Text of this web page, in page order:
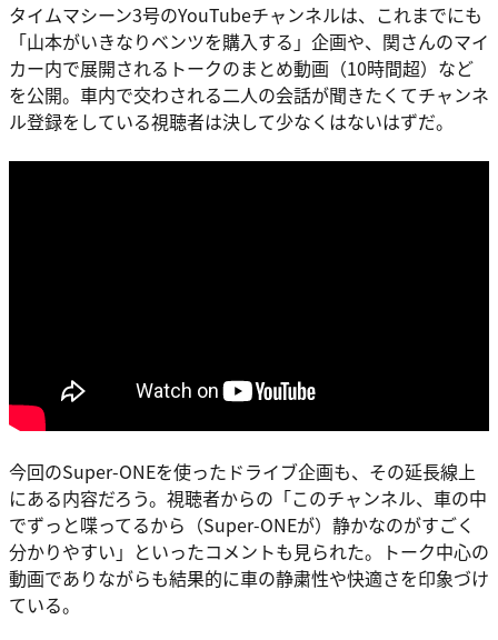
タイムマシーン3号のYouTubeチャンネルは、これまでにも
「山本がいきなりベンツを購入する」企画や、関さんのマイ
カー内で展開されるトークのまとめ動画（10時間超）など
を公開。車内で交わされる二人の会話が聞きたくてチャンネ
ル登録をしている視聴者は決して少なくはないはずだ。
今回のSuper-ONEを使ったドライブ企画も、その延長線上
にある内容だろう。視聴者からの「このチャンネル、車の中
でずっと喋ってるから（Super-ONEが）静かなのがすごく
分かりやすい」といったコメントも見られた。トーク中心の
動画でありながらも結果的に車の静粛性や快適さを印象づけ
ている。